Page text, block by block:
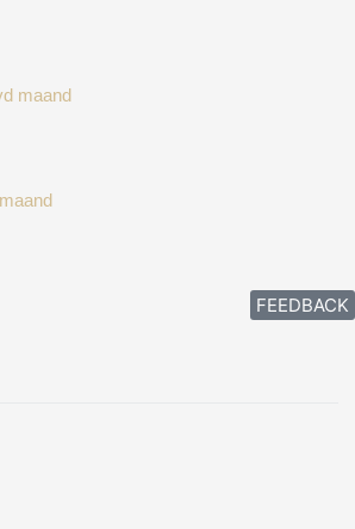
maand
FEEDBACK